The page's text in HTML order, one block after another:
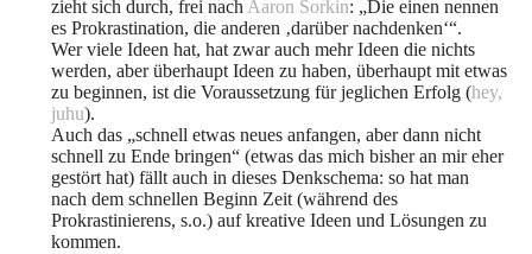
zieht sich durch, frei nach Aaron Sorkin: „Die einen nennen
es Prokrastination, die anderen ‚darüber nachdenken‘“.
Wer viele Ideen hat, hat zwar auch mehr Ideen die nichts
werden, aber überhaupt Ideen zu haben, überhaupt mit etwas
zu beginnen, ist die Voraussetzung für jeglichen Erfolg (hey,
juhu).
Auch das „schnell etwas neues anfangen, aber dann nicht
schnell zu Ende bringen“ (etwas das mich bisher an mir eher
gestört hat) fällt auch in dieses Denkschema: so hat man
nach dem schnellen Beginn Zeit (während des
Prokrastinierens, s.o.) auf kreative Ideen und Lösungen zu
kommen.